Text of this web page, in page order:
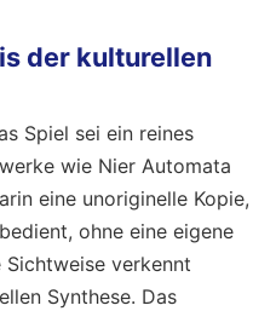
der kulturellen
Spiel sei ein reines
wie Nier Automata
eine unoriginelle Kopie,
ohne eine eigene
verkennt
Synthese. Das